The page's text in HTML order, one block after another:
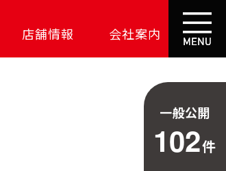
店舗情報 会社案内
一般公開
102件